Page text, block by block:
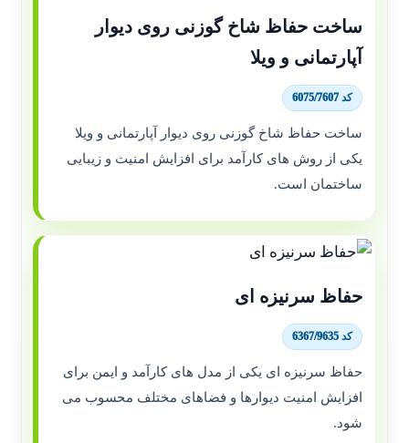
ساخت حفاظ شاخ گوزنی روی دیوار
آپارتمانی و ویلا
کد 6075/7607
ساخت حفاظ شاخ گوزنی روی دیوار آپارتمانی و ویلا
یکی از روش های کارآمد برای افزایش امنیت و زیبایی
ساختمان است.
حفاظ سرنیزه ای
کد 6367/9635
حفاظ سرنیزه ای یکی از مدل های کارآمد و ایمن برای
افزایش امنیت دیوارها و فضاهای مختلف محسوب می
شود.